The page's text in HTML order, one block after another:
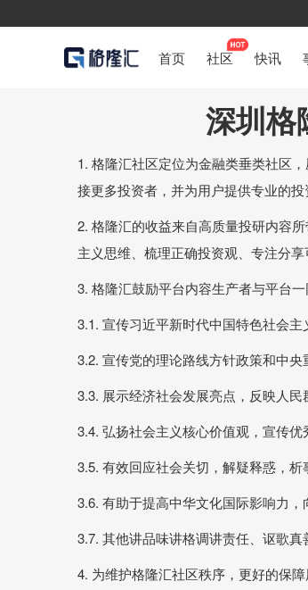
首页 社区 快讯
深圳格
1. 格隆汇社区定位为金融类垂类社区
接更多投资者，并为用户提供专业的投
2. 格隆汇的收益来自高质量投研内容
主义思维、梳理正确投资观、专注分享
3. 格隆汇鼓励平台内容生产者与平台
3.1. 宣传习近平新时代中国特色社会
3.2. 宣传党的理论路线方针政策和中央
3.3. 展示经济社会发展亮点，反映人民
3.4. 弘扬社会主义核心价值观，宣传
3.5. 有效回应社会关切，解疑释惑，
3.6. 有助于提高中华文化国际影响力
3.7. 其他讲品味讲格调讲责任、讴歌真
4. 为维护格隆汇社区秩序，更好的保